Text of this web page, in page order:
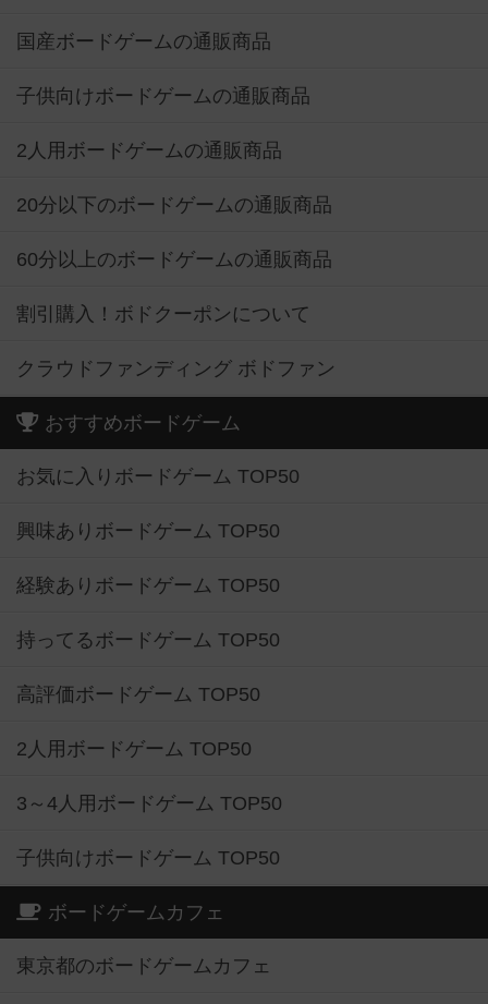
国産ボードゲームの通販商品
子供向けボードゲームの通販商品
2人用ボードゲームの通販商品
20分以下のボードゲームの通販商品
60分以上のボードゲームの通販商品
割引購入！ボドクーポンについて
クラウドファンディング ボドファン
おすすめボードゲーム
お気に入りボードゲーム TOP50
興味ありボードゲーム TOP50
経験ありボードゲーム TOP50
持ってるボードゲーム TOP50
高評価ボードゲーム TOP50
2人用ボードゲーム TOP50
3～4人用ボードゲーム TOP50
子供向けボードゲーム TOP50
ボードゲームカフェ
東京都のボードゲームカフェ